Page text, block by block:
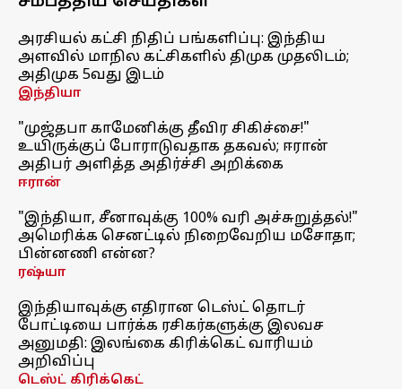
அரசியல் கட்சி நிதிப் பங்களிப்பு: இந்திய
அளவில் மாநில கட்சிகளில் திமுக முதலிடம்;
அதிமுக 5வது இடம்
இந்தியா
"முஜ்தபா காமேனிக்கு தீவிர சிகிச்சை!"
உயிருக்குப் போராடுவதாக தகவல்; ஈரான்
அதிபர் அளித்த அதிர்ச்சி அறிக்கை
ஈரான்
"இந்தியா, சீனாவுக்கு 100% வரி அச்சுறுத்தல்!"
அமெரிக்க செனட்டில் நிறைவேறிய மசோதா;
பின்னணி என்ன?
ரஷ்யா
இந்தியாவுக்கு எதிரான டெஸ்ட் தொடர்
போட்டியை பார்க்க ரசிகர்களுக்கு இலவச
அனுமதி: இலங்கை கிரிக்கெட் வாரியம்
அறிவிப்பு
டெஸ்ட் கிரிக்கெட்